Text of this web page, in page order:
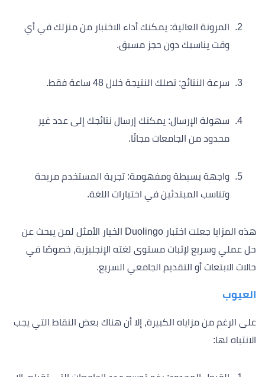
المرونة العالية: يمكنك أداء الاختبار من منزلك في أي
وقت يناسبك دون حجز مسبق.
سرعة النتائج: تصلك النتيجة خلال 48 ساعة فقط.
سهولة الإرسال: يمكنك إرسال نتائجك إلى عدد غير
محدود من الجامعات مجانًا.
واجهة بسيطة ومفهومة: تجربة المستخدم مريحة
وتناسب المبتدئين في اختبارات اللغة.
هذه المزايا جعلت اختبار Duolingo الخيار الأمثل لمن يبحث عن
حل عملي وسريع لإثبات مستوى لغته الإنجليزية، خصوصًا في
حالات الابتعاث أو التقديم الجامعي السريع.
العيوب
على الرغم من مزاياه الكبيرة، إلا أن هناك بعض النقاط التي يجب
الانتباه لها: